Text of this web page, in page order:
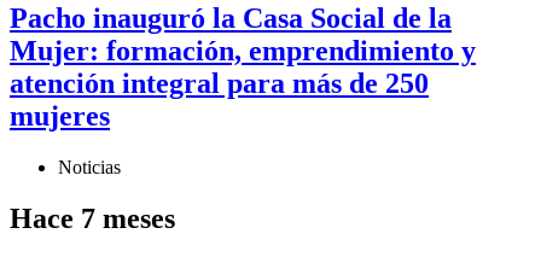
Pacho inauguró la Casa Social de la
Mujer: formación, emprendimiento y
atención integral para más de 250
mujeres
Noticias
Hace 7 meses